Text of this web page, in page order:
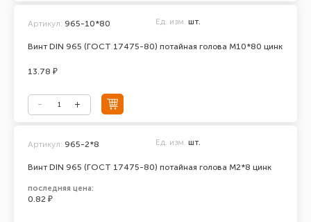
Винт DIN 965 (ГОСТ 17475-80) потайная голова М10*80 цинк
Артикул: 965-10*80 Ед. изм. шт.
13.78 ₽
Винт DIN 965 (ГОСТ 17475-80) потайная голова М2*8 цинк
Артикул: 965-2*8 Ед. изм. шт.
последняя цена:
0.82 ₽